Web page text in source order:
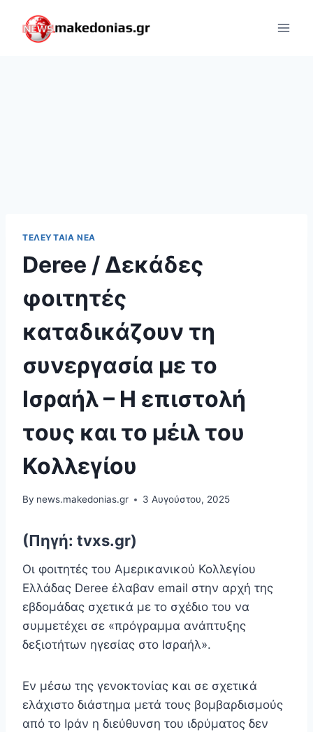
content
ΤΕΛΕΥΤΑΊΑ ΝΈΑ
Deree / Δεκάδες
φοιτητές
καταδικάζουν τη
συνεργασία με το
Ισραήλ – Η επιστολή
τους και το μέιλ του
Κολλεγίου
By news.makedonias.gr 3 Αυγούστου, 2025
(Πηγή: tvxs.gr)
Οι φοιτητές του Αμερικανικού Κολλεγίου
Ελλάδας Deree έλαβαν email στην αρχή της
εβδομάδας σχετικά με το σχέδιο του να
συμμετέχει σε «πρόγραμμα ανάπτυξης
δεξιοτήτων ηγεσίας στο Ισραήλ».
Εν μέσω της γενοκτονίας και σε σχετικά
ελάχιστο διάστημα μετά τους βομβαρδισμούς
από το Ιράν η διεύθυνση του ιδρύματος δεν